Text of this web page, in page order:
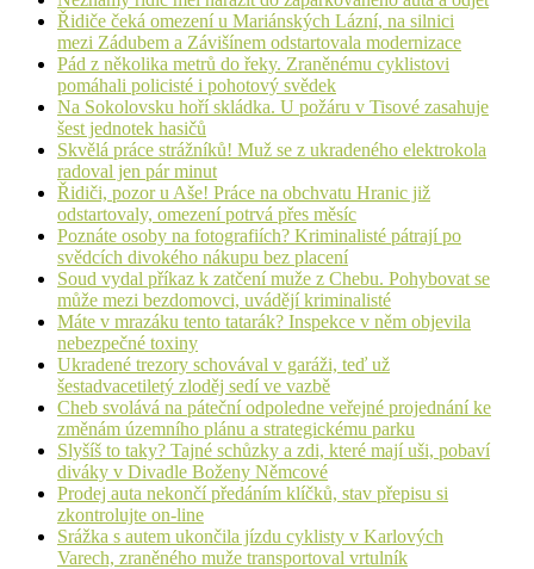
Řidiče čeká omezení u Mariánských Lázní, na silnici
mezi Zádubem a Závišínem odstartovala modernizace
Pád z několika metrů do řeky. Zraněnému cyklistovi
pomáhali policisté i pohotový svědek
Na Sokolovsku hoří skládka. U požáru v Tisové zasahuje
šest jednotek hasičů
Skvělá práce strážníků! Muž se z ukradeného elektrokola
radoval jen pár minut
Řidiči, pozor u Aše! Práce na obchvatu Hranic již
odstartovaly, omezení potrvá přes měsíc
Poznáte osoby na fotografiích? Kriminalisté pátrají po
svědcích divokého nákupu bez placení
Soud vydal příkaz k zatčení muže z Chebu. Pohybovat se
může mezi bezdomovci, uvádějí kriminalisté
Máte v mrazáku tento tatarák? Inspekce v něm objevila
nebezpečné toxiny
Ukradené trezory schovával v garáži, teď už
šestadvacetiletý zloděj sedí ve vazbě
Cheb svolává na páteční odpoledne veřejné projednání ke
změnám územního plánu a strategickému parku
Slyšíš to taky? Tajné schůzky a zdi, které mají uši, pobaví
diváky v Divadle Boženy Němcové
Prodej auta nekončí předáním klíčků, stav přepisu si
zkontrolujte on-line
Srážka s autem ukončila jízdu cyklisty v Karlových
Varech, zraněného muže transportoval vrtulník